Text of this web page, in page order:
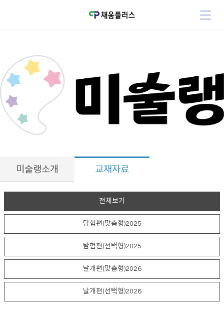
미술랭소개 교재자료
전체보기
탐험편(맞춤형)2025
탐험편(선택형)2025
날개편(맞춤형)2026
날개편(선택형)2026